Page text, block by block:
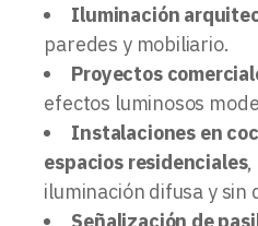
Iluminación
paredes y mobiliario.
Proyectos
efectos luminosos
Instalaciones en
espacios residenciales,
iluminación difusa y sin
Señalización de